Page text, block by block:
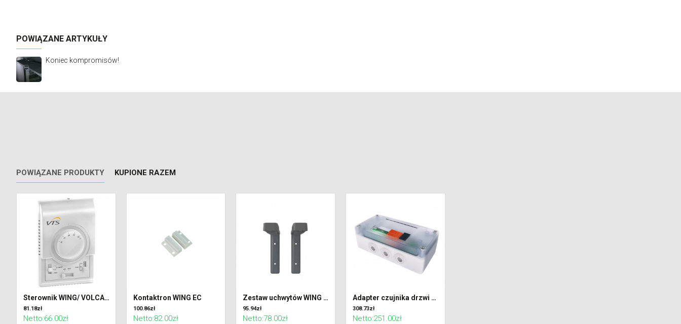
POWIĄZANE ARTYKUŁY
Koniec kompromisów!
POWIĄZANE PRODUKTY KUPIONE RAZEM
Sterownik WING/ VOLCANO (IP30)
81.18zł
Netto:66.00zł
Kontaktron WING EC
100.86zł
Netto:82.00zł
Zestaw uchwytów WING 100 DARK (RAL7016)
95.94zł
Netto:78.00zł
Adapter czujnika drzwi WING AC
308.73zł
Netto:251.00zł